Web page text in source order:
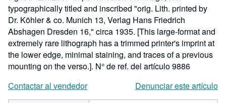
typographically titled and inscribed "orig. Lith. printed by
Dr. Köhler & co. Munich 13, Verlag Hans Friedrich
Abshagen Dresden 16," circa 1935. [This large-format and
extremely rare lithograph has a trimmed printer's imprint at
the lower edge, minimal staining, and traces of a previous
mounting on the verso.]. N° de ref. del artículo 9886
Contactar al vendedor
Denunciar este artículo